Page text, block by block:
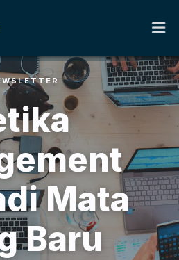
KAMI
CARD
SAMAMata
Baru